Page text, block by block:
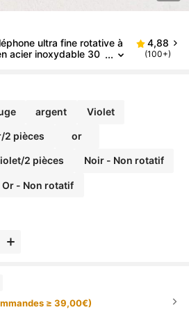
ultra fine rotative à
acier inoxydable 30
clip d'oreillette, drago
4,88
(100+)
argent Violet
2 pièces or
2 pièces Noir - Non rotatif
Or - Non rotatif
≥ 39,00€)